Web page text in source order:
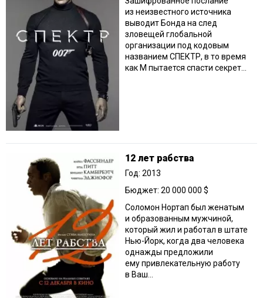
из неизвестного источника
выводит Бонда на след
зловещей глобальной
организации под кодовым
названием СПЕКТР, в то время
как М пытается спасти секрет...
12 лет рабства
Год: 2013
Бюджет: 20 000 000 $
Соломон Нортап был женатым
и образованным мужчиной,
который жил и работал в штате
Нью-Йорк, когда два человека
однажды предложили
ему привлекательную работу
в Ваш...